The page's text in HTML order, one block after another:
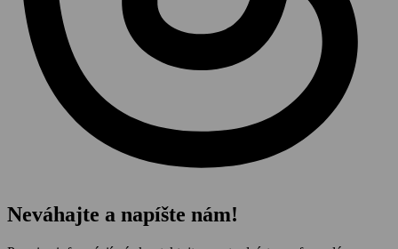
Neváhajte a napíšte nám!